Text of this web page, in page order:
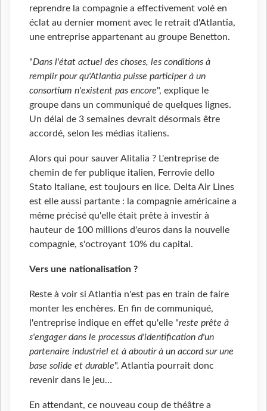
reprendre la compagnie a effectivement volé en
éclat au dernier moment avec le retrait d'Atlantia,
une entreprise appartenant au groupe Benetton.
"Dans l'état actuel des choses, les conditions à
remplir pour qu'Atlantia puisse participer à un
consortium n'existent pas encore", explique le
groupe dans un communiqué de quelques lignes.
Un délai de 3 semaines devrait désormais être
accordé, selon les médias italiens.
Alors qui pour sauver Alitalia ? L'entreprise de
chemin de fer publique italien, Ferrovie dello
Stato Italiane, est toujours en lice. Delta Air Lines
est elle aussi partante : la compagnie américaine a
même précisé qu'elle était prête à investir à
hauteur de 100 millions d'euros dans la nouvelle
compagnie, s'octroyant 10% du capital.
Vers une nationalisation ?
Reste à voir si Atlantia n'est pas en train de faire
monter les enchères. En fin de communiqué,
l'entreprise indique en effet qu'elle "reste prête à
s'engager dans le processus d'identification d'un
partenaire industriel et à aboutir à un accord sur une
base solide et durable". Atlantia pourrait donc
revenir dans le jeu…
En attendant, ce nouveau coup de théâtre a